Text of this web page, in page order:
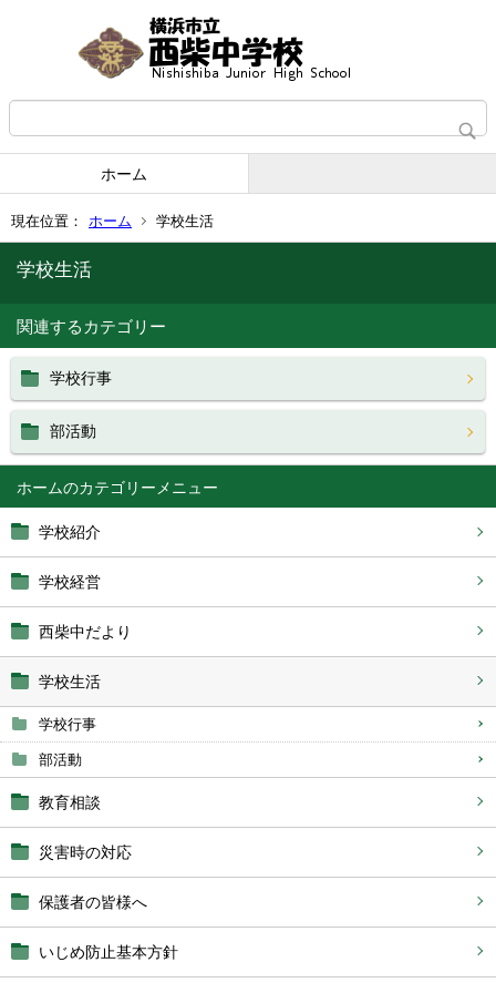
ホーム
現在位置： ホーム 学校生活
ホーム
学校紹介
学校経営
西柴中だより
学校生活
学校行事
部活動
教育相談
災害時の対応
保護者の皆様へ
いじめ防止基本方針
学校生活
関連するカテゴリー
学校行事
部活動